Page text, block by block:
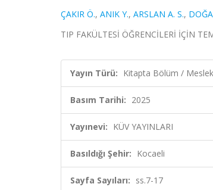
ÇAKIR Ö., ANIK Y., ARSLAN A. S.,
TIP FAKÜLTESİ ÖĞRENCİLERİ İÇİN
Yayın Türü: Kitapta Bölüm /
Basım Tarihi: 2025
Yayınevi: KÜV YAYINLARI
Basıldığı Şehir: Kocaeli
Sayfa Sayıları: ss.7-17